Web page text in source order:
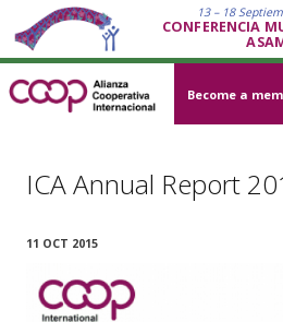
13 – 18
CONFERENCIA
Become a
ICA Annual Report
11 OCT 2015